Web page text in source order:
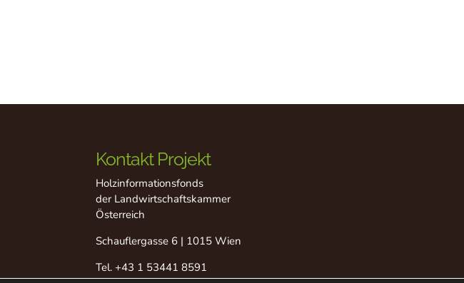
Kontakt Projekt
Holzinformationsfonds
der Landwirtschaftskammer
Österreich
Schauflergasse 6 | 1015 Wien
Tel.+43 1 53441 8591